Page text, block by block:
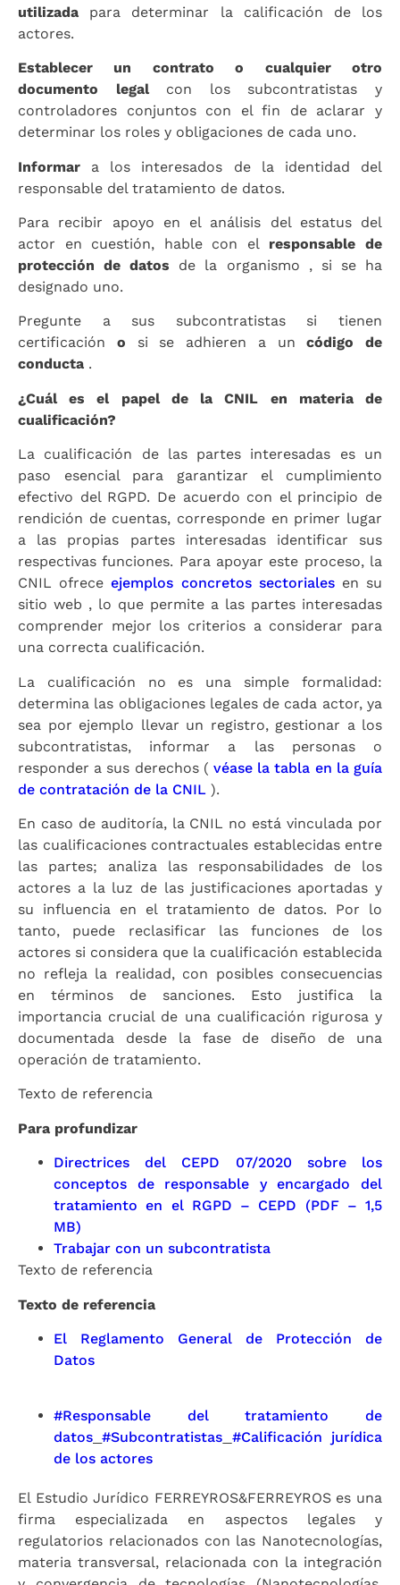
utilizada para determinar la calificación de los
actores.
Establecer un contrato o cualquier otro
documento legalcon los subcontratistas y
controladores conjuntos con el fin de aclarar y
determinar los roles y obligaciones de cada uno.
Informar a los interesados ​​de la identidad del
responsable del tratamiento de datos.
Para recibir apoyo en el análisis del estatus del
actor en cuestión, hable con el responsable de
protección de datos de la organismo , si se ha
designado uno.
Pregunte a sus subcontratistas si tienen
certificación o si se adhieren a uncódigo de
conducta .
¿Cuál es el papel de la CNIL en materia de
cualificación?
La cualificación de las partes interesadas es un
paso esencial para garantizar el cumplimiento
efectivo del RGPD. De acuerdo con el principio de
rendición de cuentas, corresponde en primer lugar
a las propias partes interesadas identificar sus
respectivas funciones. Para apoyar este proceso, la
CNIL ofreceejemplos concretos sectorialesen su
sitio web , lo que permite a las partes interesadas
comprender mejor los criterios a considerar para
una correcta cualificación.
La cualificación no es una simple formalidad:
determina las obligaciones legales de cada actor, ya
sea por ejemplo llevar un registro, gestionar a los
subcontratistas, informar a las personas o
responder a sus derechos ( véase la tabla en la guía
de contratación de la CNIL ).
En caso de auditoría, la CNIL no está vinculada por
las cualificaciones contractuales establecidas entre
las partes; analiza las responsabilidades de los
actores a la luz de las justificaciones aportadas y
su influencia en el tratamiento de datos. Por lo
tanto, puede reclasificar las funciones de los
actores si considera que la cualificación establecida
no refleja la realidad, con posibles consecuencias
en términos de sanciones. Esto justifica la
importancia crucial de una cualificación rigurosa y
documentada desde la fase de diseño de una
operación de tratamiento.
Texto de referencia
Para profundizar
Directrices del CEPD 07/2020 sobre los
conceptos de responsable y encargado del
tratamiento en el RGPD – CEPD (PDF – 1,5
MB)
Trabajar con un subcontratista
Texto de referencia
Texto de referencia
El Reglamento General de Protección de
Datos
#Responsable del tratamiento de
datos #Subcontratistas #Calificación jurídica
de los actores
El Estudio Jurídico FERREYROS&FERREYROS es una
firma especializada en aspectos legales y
regulatorios relacionados con las Nanotecnologías,
materia transversal, relacionada con la integración